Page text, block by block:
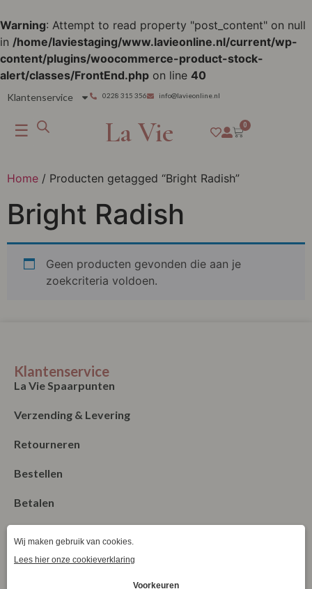
Warning: Attempt to read property "post_content" on null
in /home/laviestaging/www.lavieonline.nl/current/wp-
content/plugins/woocommerce-product-stock-
alert/classes/FrontEnd.php on line 40
Klantenservice 0228 315 356 info@lavieonline.nl
☰ La Vie 0
Home / Producten getagged “Bright Radish”
Bright Radish
Geen producten gevonden die aan je
zoekcriteria voldoen.
Klantenservice
La Vie Spaarpunten
Verzending & Levering
Retourneren
Bestellen
Betalen
Garantie en klachten